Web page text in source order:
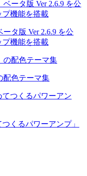
タ版 Ver 2.6.9 を公
プ機能を搭載
配色テーマ集
くるパワーアンプ」